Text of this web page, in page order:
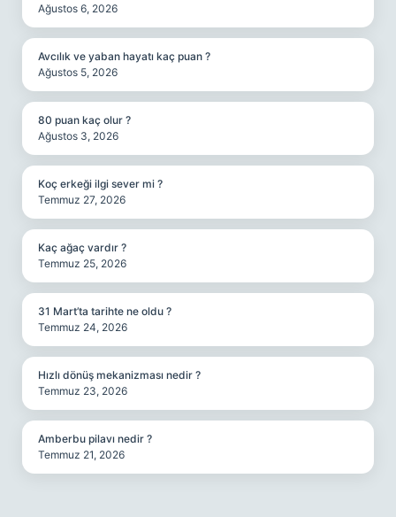
Ağustos 6, 2026
Avcılık ve yaban hayatı kaç puan ?
Ağustos 5, 2026
80 puan kaç olur ?
Ağustos 3, 2026
Koç erkeği ilgi sever mi ?
Temmuz 27, 2026
Kaç ağaç vardır ?
Temmuz 25, 2026
31 Mart’ta tarihte ne oldu ?
Temmuz 24, 2026
Hızlı dönüş mekanizması nedir ?
Temmuz 23, 2026
Amberbu pilavı nedir ?
Temmuz 21, 2026